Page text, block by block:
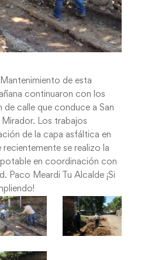
de esta
continuaron con los
de calle que conduce a San
Los trabajos
de la capa asfáltica en
recientemente se realizo la
en coordinación con
Paco Meardi Tu Alcalde ¡Si